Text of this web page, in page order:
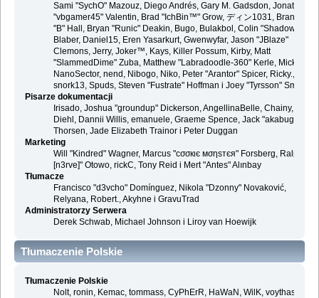
Sami "SychO" Mazouz, Diego Andrés, Gary M. Gadsdon, Jonathan
"vbgamer45" Valentin, Brad "IchBin™" Grow, ディン1031, Brannon
"B" Hall, Bryan "Runic" Deakin, Bugo, Bulakbol, Colin "Shadow82x"
Blaber, Daniel15, Eren Yasarkurt, Gwenwyfar, Jason "JBlaze"
Clemons, Jerry, Joker™, Kays, Killer Possum, Kirby, Matt
"SlammedDime" Zuba, Matthew "Labradoodle-360" Kerle, Mick.,
NanoSector, nend, Nibogo, Niko, Peter "Arantor" Spicer, Ricky.,
snork13, Spuds, Steven "Fustrate" Hoffman i Joey "Tyrsson" Smith
Pisarze dokumentacji
Irisado, Joshua "groundup" Dickerson, AngellinaBelle, Chainy,
Diehl, Dannii Willis, emanuele, Graeme Spence, Jack "akabugeyes"
Thorsen, Jade Elizabeth Trainor i Peter Duggan
Marketing
Will "Kindred" Wagner, Marcus "cσσкιє мσηѕтєя" Forsberg, Ralph "
[n3rve]" Otowo, rickC, Tony Reid i Mert "Antes" Alınbay
Tłumacze
Francisco "d3vcho" Domínguez, Nikola "Dzonny" Novaković,
Relyana, Robert., Akyhne i GravuTrad
Administratorzy Serwera
Derek Schwab, Michael Johnson i Liroy van Hoewijk
Tłumaczenie Polskie
Tłumaczenie Polskie
Nolt, ronin, Kemac, tommass, CyPhErR, HaWaN, WilK, voythas i